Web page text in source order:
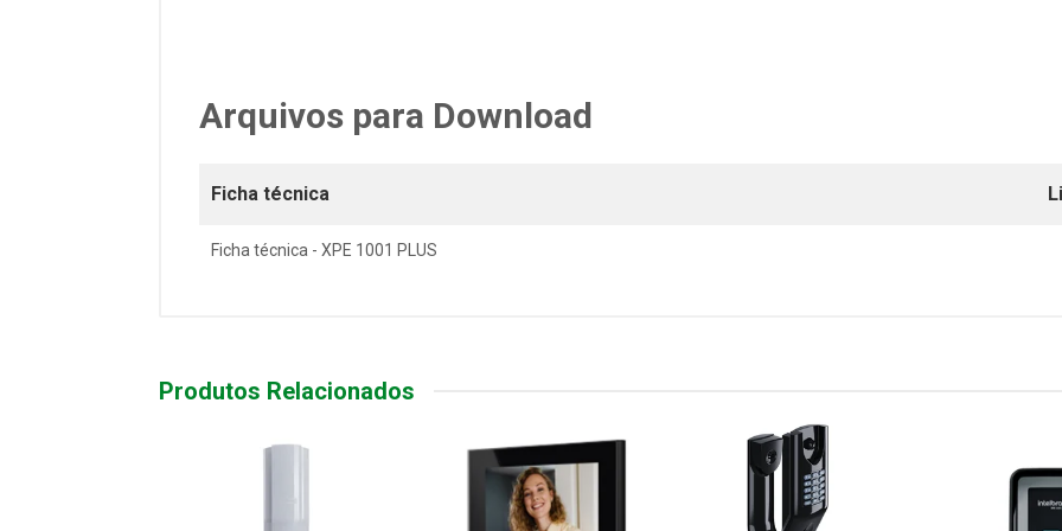
Arquivos para Download
Ficha técnica
Ficha técnica - XPE 1001 PLUS
Produtos Relacionados